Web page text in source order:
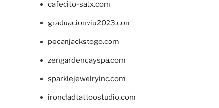
cafecito-satx.com
graduacionviu2023.com
pecanjackstogo.com
zengardendayspa.com
sparklejewelryinc.com
ironcladtattoostudio.com